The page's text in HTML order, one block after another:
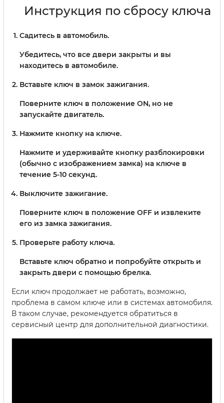
Инструкция по сбросу ключа
Садитесь в автомобиль.
Убедитесь, что все двери закрыты и вы
находитесь в автомобиле.
Вставьте ключ в замок зажигания.
Поверните ключ в положение ON, но не
запускайте двигатель.
Нажмите кнопку на ключе.
Нажмите и удерживайте кнопку разблокировки
(обычно с изображением замка) на ключе в
течение 5-10 секунд.
Выключите зажигание.
Поверните ключ в положение OFF и извлеките
его из замка зажигания.
Проверьте работу ключа.
Вставьте ключ обратно и попробуйте открыть и
закрыть двери с помощью брелка.
Если ключ продолжает не работать, возможно,
проблема в самом ключе или в системах автомобиля.
В таком случае, рекомендуется обратиться в
сервисный центр для дополнительной диагностики.